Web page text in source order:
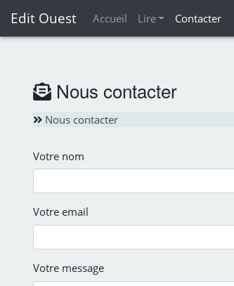
Edit Ouest Accueil Lire Contacter
Nous contacter
Nous contacter
Votre nom
Votre email
Votre message